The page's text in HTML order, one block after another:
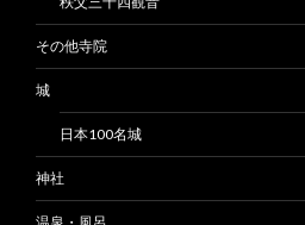
その他寺院
城
日本100名城
神社